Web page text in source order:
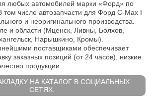
любых автомобилей марки «Форд» по
числе автозапчасти для Форд C-Max I
и неоригинального производства.
и области (Мценск, Ливны, Болхов,
Нарышкино, Кромы).
поставщиками обеспечивает
заказных позиций (от 24 часов), низкие
продукции.
НА КАТАЛОГ В СОЦИАЛЬНЫХ
СЕТЯХ.